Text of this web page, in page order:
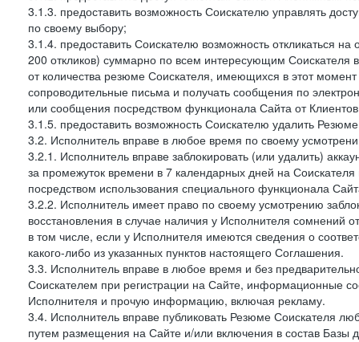
3.1.3. предоставить возможность Соискателю управлять
по своему выбору;
3.1.4. предоставить Соискателю возможность откликаться
200 откликов) суммарно по всем интересующим Соискателя
от количества резюме Соискателя, имеющихся в этот
сопроводительные письма и получать сообщения по
или сообщения посредством функционала Сайта от
3.1.5. предоставить возможность Соискателю удалить
3.2. Исполнитель вправе в любое время по своему
3.2.1. Исполнитель вправе заблокировать (или удалить)
за промежуток времени в 7 календарных дней на
посредством использования специального функционала
3.2.2. Исполнитель имеет право по своему усмотрению
восстановления в случае наличия у Исполнителя сомнений
в том числе, если у Исполнителя имеются сведения о
какого-либо из указанных пунктов настоящего Соглашения.
3.3. Исполнитель вправе в любое время и без
Соискателем при регистрации на Сайте, информационные
Исполнителя и прочую информацию, включая рекламу.
3.4. Исполнитель вправе публиковать Резюме Соискателя
путем размещения на Сайте и/или включения в состав Базы